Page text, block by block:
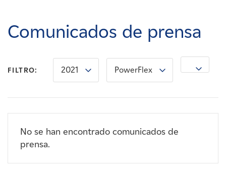
Carreras
Noticias
Afiliados
Comunicados de prensa
FILTRO: 2021 PowerFlex
No se han encontrado comunicados de
prensa.